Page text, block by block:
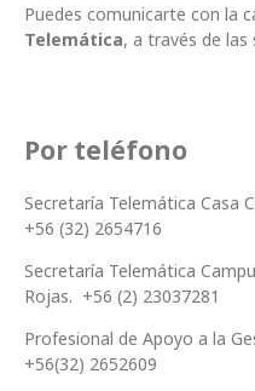
Puedes comunicarte con la
Telemática, a través de
Por teléfono
Secretaría Telemática Casa
+56 (32) 2654716
Secretaría Telemática
Rojas. +56 (2) 23037281
Profesional de Apoyo a la
+56(32) 2652609